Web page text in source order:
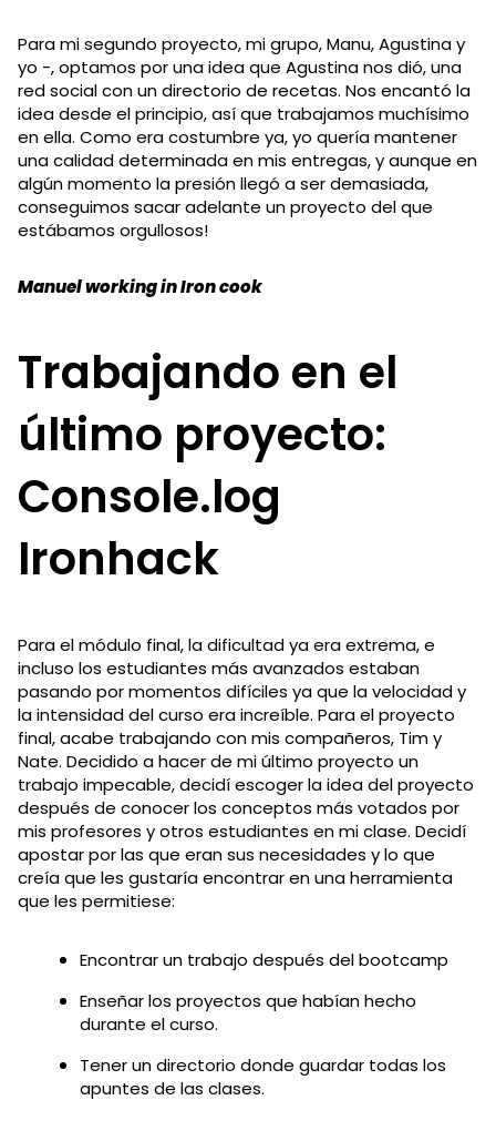
Para mi segundo proyecto, mi grupo, Manu, Agustina y
yo -, optamos por una idea que Agustina nos dió, una
red social con un directorio de recetas. Nos encantó la
idea desde el principio, así que trabajamos muchísimo
en ella. Como era costumbre ya, yo quería mantener
una calidad determinada en mis entregas, y aunque en
algún momento la presión llegó a ser demasiada,
conseguimos sacar adelante un proyecto del que
estábamos orgullosos!
Manuel working in Iron cook
Trabajando en el
último proyecto:
Console.log
Ironhack
Para el módulo final, la dificultad ya era extrema, e
incluso los estudiantes más avanzados estaban
pasando por momentos difíciles ya que la velocidad y
la intensidad del curso era increíble. Para el proyecto
final, acabe trabajando con mis compañeros, Tim y
Nate. Decidido a hacer de mi último proyecto un
trabajo impecable, decidí escoger la idea del proyecto
después de conocer los conceptos más votados por
mis profesores y otros estudiantes en mi clase. Decidí
apostar por las que eran sus necesidades y lo que
creía que les gustaría encontrar en una herramienta
que les permitiese:
Encontrar un trabajo después del bootcamp
Enseñar los proyectos que habían hecho
durante el curso.
Tener un directorio donde guardar todas los
apuntes de las clases.